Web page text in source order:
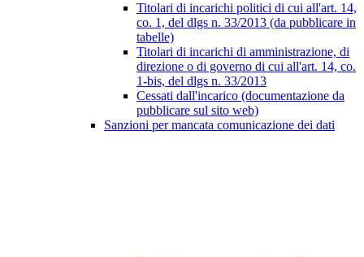
Titolari di incarichi politici di cui all'art. 14,
co. 1, del dlgs n. 33/2013 (da pubblicare in
tabelle)
Titolari di incarichi di amministrazione, di
direzione o di governo di cui all'art. 14, co.
1-bis, del dlgs n. 33/2013
Cessati dall'incarico (documentazione da
pubblicare sul sito web)
Sanzioni per mancata comunicazione dei dati